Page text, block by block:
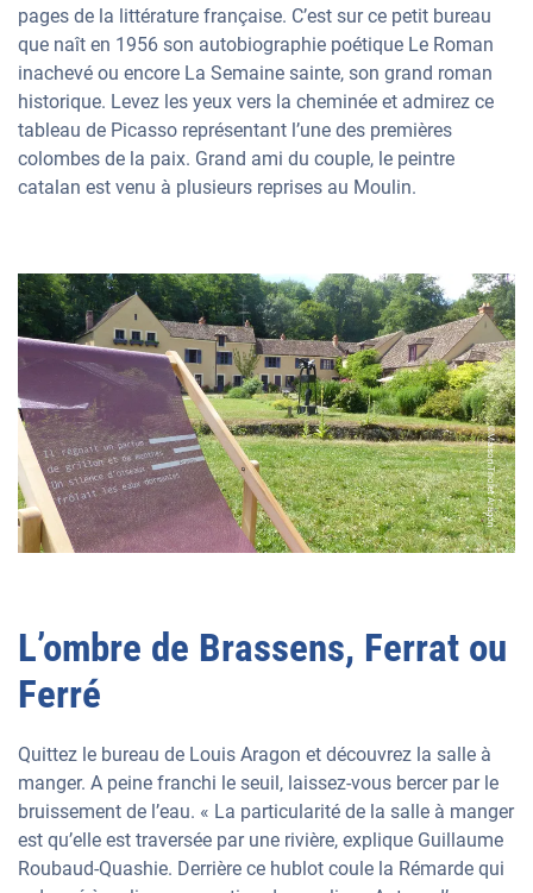
pages de la littérature française. C’est sur ce petit bureau
que naît en 1956 son autobiographie poétique Le Roman
inachevé ou encore La Semaine sainte, son grand roman
historique. Levez les yeux vers la cheminée et admirez ce
tableau de Picasso représentant l’une des premières
colombes de la paix. Grand ami du couple, le peintre
catalan est venu à plusieurs reprises au Moulin.
©Maison Triolet Aragon
L’ombre de Brassens, Ferrat ou
Ferré
Quittez le bureau de Louis Aragon et découvrez la salle à
manger. A peine franchi le seuil, laissez-vous bercer par le
bruissement de l’eau. « La particularité de la salle à manger
est qu’elle est traversée par une rivière, explique Guillaume
Roubaud-Quashie. Derrière ce hublot coule la Rémarde qui